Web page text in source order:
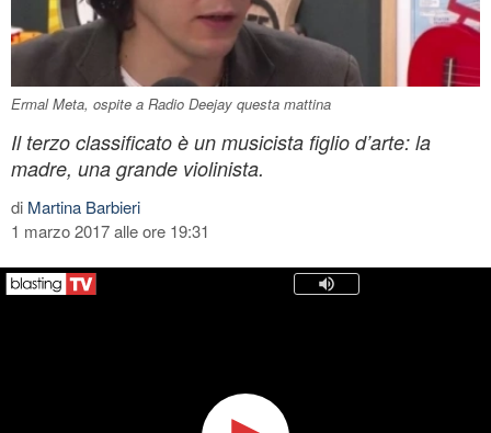
Ermal Meta, ospite a Radio Deejay questa mattina
Il terzo classificato è un musicista figlio d’arte: la
madre, una grande violinista.
di Martina Barbieri
1 marzo 2017 alle ore 19:31